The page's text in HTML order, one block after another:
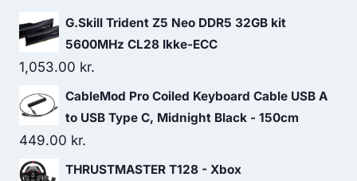
G.Skill Trident Z5 Neo DDR5 32GB kit
5600MHz CL28 Ikke-ECC
1,053.00 kr.
CableMod Pro Coiled Keyboard Cable USB A
to USB Type C, Midnight Black - 150cm
449.00 kr.
THRUSTMASTER T128 - Xbox